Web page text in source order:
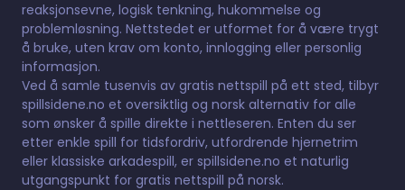
reaksjonsevne, logisk tenkning, hukommelse og
problemløsning. Nettstedet er utformet for å være trygt
å bruke, uten krav om konto, innlogging eller personlig
informasjon.
Ved å samle tusenvis av gratis nettspill på ett sted, tilbyr
spillsidene.no et oversiktlig og norsk alternativ for alle
som ønsker å spille direkte i nettleseren. Enten du ser
etter enkle spill for tidsfordriv, utfordrende hjernetrim
eller klassiske arkadespill, er spillsidene.no et naturlig
utgangspunkt for gratis nettspill på norsk.